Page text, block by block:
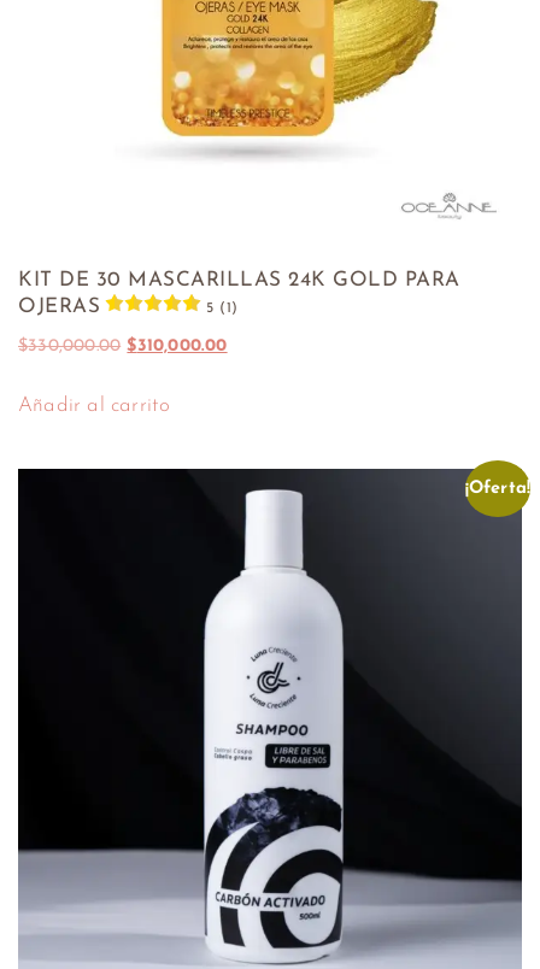
KIT DE 30 MASCARILLAS 24K GOLD PARA
OJERAS
5 (1)
$330,000.00 $310,000.00
Añadir al carrito
¡Oferta!